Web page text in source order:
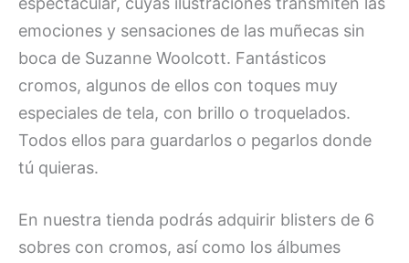
emociones y sensaciones de las muñecas sin
boca de Suzanne Woolcott. Fantásticos
cromos, algunos de ellos con toques muy
especiales de tela, con brillo o troquelados.
Todos ellos para guardarlos o pegarlos donde
tú quieras.
En nuestra tienda podrás adquirir blisters de 6
sobres con cromos, así como los álbumes